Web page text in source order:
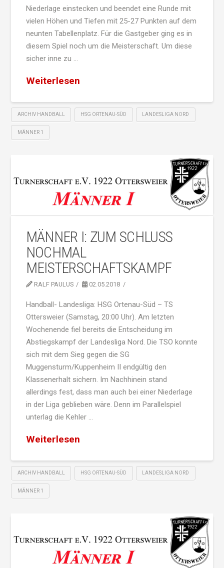
Niederlage einstecken und beendet eine Runde mit
vielen Höhen und Tiefen mit 25-27 Punkten auf dem
neunten Tabellenplatz. Für die Gastgeber ging es in
diesem Spiel noch um die Meisterschaft. Um diese
sicher inne zu …
Weiterlesen
ARCHIV HANDBALL HSG ORTENAU-SÜD LANDESLIGA NORD
MÄNNER 1
MÄNNER I: ZUM SCHLUSS
NOCHMAL
MEISTERSCHAFTSKAMPF
RALF PAULUS 02.05.2018
Handball- Landesliga: HSG Ortenau-Süd – TS
Ottersweier (Samstag, 20:00 Uhr). Am letzten
Wochenende fiel bereits die Entscheidung im
Abstiegskampf der Landesliga Nord. Die TSO konnte
sich mit dem Sieg gegen die SG
Muggensturm/Kuppenheim II endgültig den
Klassenerhalt sichern. Im Nachhinein stand
allerdings fest, dass man auch bei einer Niederlage
in der Liga geblieben wäre. Denn im Parallelspiel
unterlag die Kehler …
Weiterlesen
ARCHIV HANDBALL HSG ORTENAU-SÜD LANDESLIGA NORD
MÄNNER 1